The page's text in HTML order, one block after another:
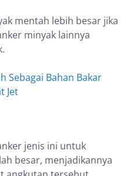
mentah lebih besar jika
minyak lainnya
Sebagai Bahan Bakar
Jet
jenis ini untuk
besar, menjadikannya